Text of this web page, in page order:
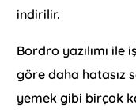
indirilir.
Bordro yazılımı
göre daha hatasız
yemek gibi birçok